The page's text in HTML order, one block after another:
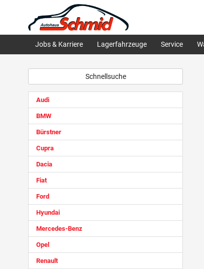
Jobs & Karriere Lagerfahrzeuge Service
Schnellsuche
Audi
BMW
Bürstner
Cupra
Dacia
Fiat
Ford
Hyundai
Mercedes-Benz
Opel
Renault